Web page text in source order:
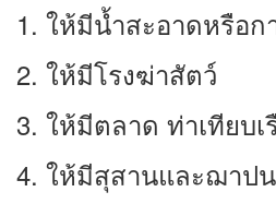
1. ให้มีนํ้าสะอาดหรือก
2. ให้มีโรงฆ่าสัตว์
3. ให้มีตลาด ท่าเทียบ
4. ให้มีสุสานและฌาป